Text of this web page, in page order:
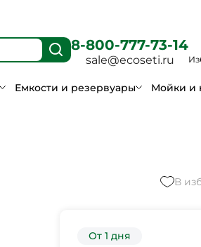
8-800-777-73-14
sale@ecoseti.ru
Емкости и резервуары Мойки и
В
От 1 дня